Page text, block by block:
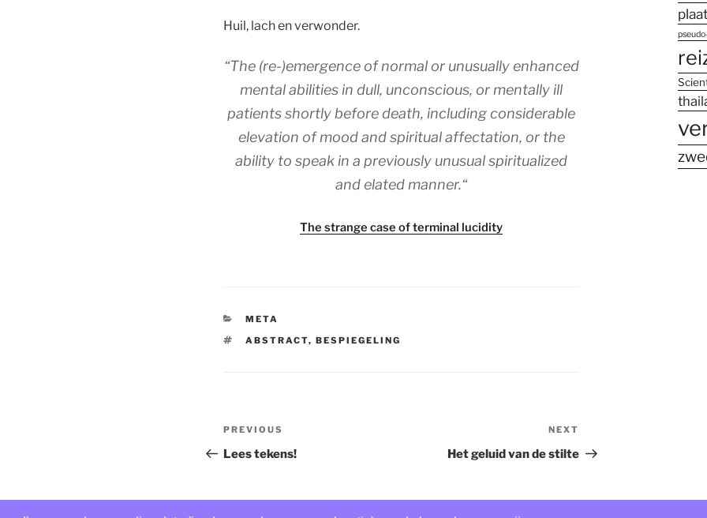
Huil, lach en verwonder.
“The (re-)emergence of normal or unusually enhanced
mental abilities in dull, unconscious, or mentally ill
patients shortly before death, including considerable
elevation of mood and spiritual affectation, or the
ability to speak in a previously unusual spiritualized
and elated manner.“
The strange case of terminal lucidity
CATEGORIES
META
TAGS
ABSTRACT, BESPIEGELING
Post
navigation
Previous
Post
PREVIOUS
Lees tekens!
Post
NEXT
Het geluid van de stilte